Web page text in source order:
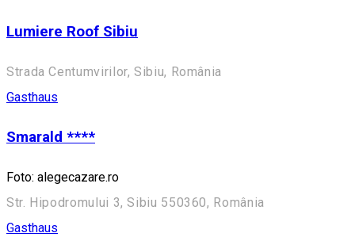
Lumiere Roof Sibiu
Strada Centumvirilor, Sibiu, România
Gasthaus
Smarald ****
Foto: alegecazare.ro
Str. Hipodromului 3, Sibiu 550360, România
Gasthaus